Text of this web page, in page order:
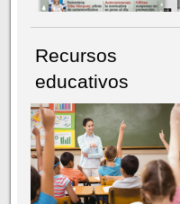
Recursos
educativos